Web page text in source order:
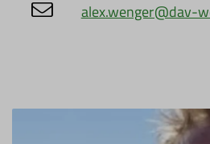
alex.wenger@dav-